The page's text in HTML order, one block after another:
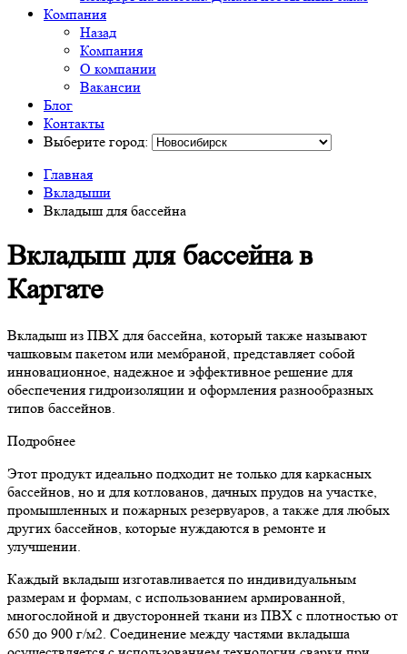
Компания
Назад
Компания
О компании
Вакансии
Блог
Контакты
Выберите город:
Главная
Вкладыши
Вкладыш для бассейна
Вкладыш для бассейна в
Каргате
Вкладыш из ПВХ для бассейна, который также называют
чашковым пакетом или мембраной, представляет собой
инновационное, надежное и эффективное решение для
обеспечения гидроизоляции и оформления разнообразных
типов бассейнов.
Подробнее
Этот продукт идеально подходит не только для каркасных
бассейнов, но и для котлованов, дачных прудов на участке,
промышленных и пожарных резервуаров, а также для любых
других бассейнов, которые нуждаются в ремонте и
улучшении.
Каждый вкладыш изготавливается по индивидуальным
размерам и формам, с использованием армированной,
многослойной и двусторонней ткани из ПВХ с плотностью от
650 до 900 г/м2. Соединение между частями вкладыша